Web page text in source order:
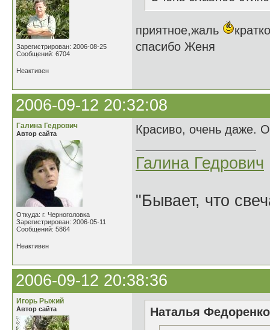
Зарегистрирован: 2006-08-25
Сообщений: 6704
приятное,жаль
спасибо Женя
Неактивен
2006-09-12 20:32:08
Галина Гедрович
Автор сайта
Откуда: г. Черноголовка
Зарегистрирован: 2006-05-11
Сообщений: 5864
Красиво, очень даже.
Галина Гедрович
"Бывает, что
Неактивен
2006-09-12 20:38:36
Игорь Рыжий
Автор сайта
Наталья